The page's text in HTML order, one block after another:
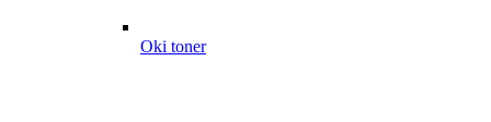
Oki toner